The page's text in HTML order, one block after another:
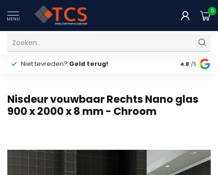
MENU
0
Niet tevreden? Geld terug! Gratis
4.8 /5
Nisdeur vouwbaar Rechts Nano glas
900 x 2000 x 8 mm - Chroom